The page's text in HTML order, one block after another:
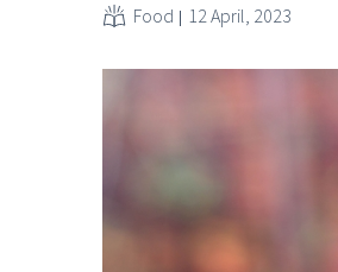
Food 12 April, 2023